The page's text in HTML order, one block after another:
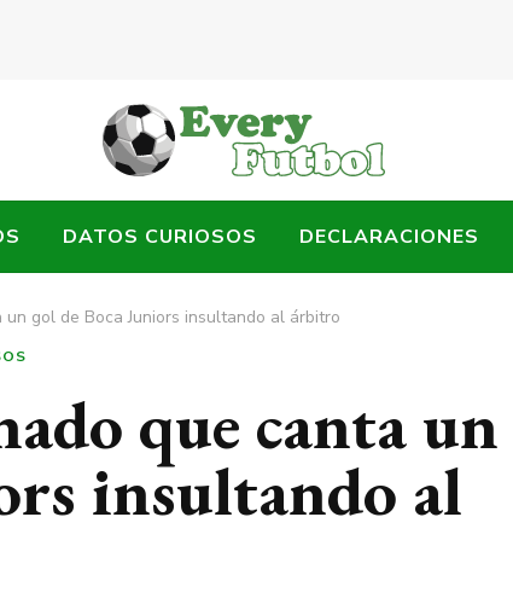
DATOS CURIOSOS DECLARACIONES
gol de Boca Juniors insultando al árbitro
que canta un
insultando al